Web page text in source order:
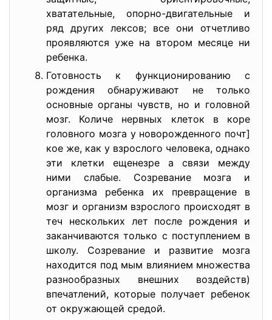
хватательные, опорно-двигательные и
ряд других лексов; все они отчетливо
проявляются уже на втором месяце ни
ребенка.
Готовность к функционированию с
рождения обнаруживают не только
основные органы чувств, но и головной
мозг. Количе нервных клеток в коре
головного мозга у новорожденного почт]
кое же, как у взрослого человека, однако
эти клетки ещенезре а связи между
ними слабые. Созревание мозга и
организма ребенка их превращение в
мозг и организм взрослого происходят в
теч нескольких лет после рождения и
заканчиваются только с поступлением в
школу. Созревание и развитие мозга
находится под мым влиянием множества
разнообразных внешних воздейств)
впечатлений, которые получает ребенок
от окружающей средой.